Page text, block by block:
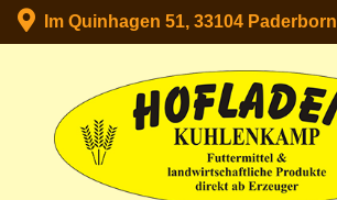
Im Quinhagen 51, 33104 Paderborn